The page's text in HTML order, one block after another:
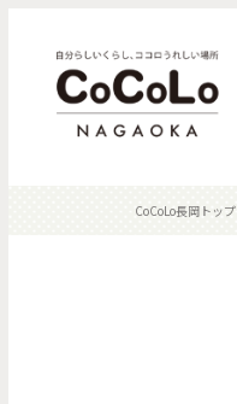
CoCoLo長岡トップ